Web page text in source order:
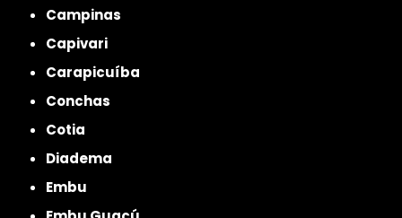
Campinas
Capivari
Carapicuíba
Conchas
Cotia
Diadema
Embu